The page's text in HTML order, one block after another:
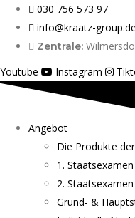
030 756 573 97
info@kraatz-group.de
Zentrale:
Youtube
Instagram
Angebot
Die Produkte
1. Staatsexamen
2. Staatsexamen
Grund- &